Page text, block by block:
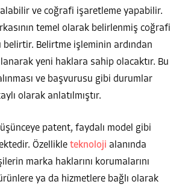
alabilir ve coğrafi işaretleme yapabilir.
temel olarak belirlenmiş coğrafi
Belirtme işleminin ardından
yeni haklara sahip olacaktır. Bu
ve başvurusu gibi durumlar
olarak anlatılmıştır.
patent, faydalı model gibi
Özellikle teknoloji alanında
marka haklarını korumalarını
ya da hizmetlere bağlı olarak